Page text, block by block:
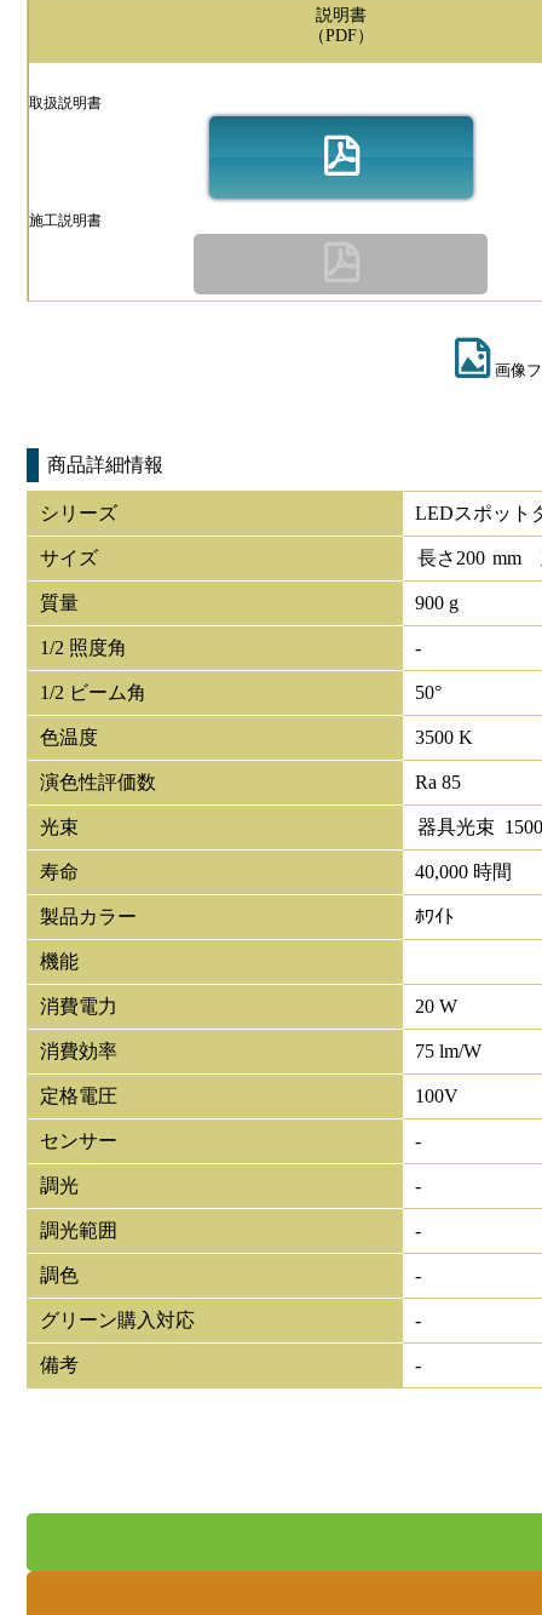
説明書
（PDF）
取扱説明書
施工説明書
画像
商品詳細情報
シリーズ LEDスポット
サイズ 長さ 200 mm
質量 900 g
1/2 照度角 -
1/2 ビーム角 50°
色温度 3500 K
演色性評価数 Ra 85
光束 器具光束
寿命 40,000 時間
製品カラー ﾎﾜｲﾄ
機能
消費電力 20 W
消費効率 75 lm/W
定格電圧 100V
センサー -
調光 -
調光範囲 -
調色 -
グリーン購入対応 -
備考 -